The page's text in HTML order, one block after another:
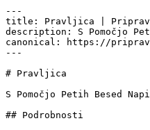
---
title: Pravljica |
description: S Pomočjo
canonical: https://
---
# Pravljica
S Pomočjo Petih Besed
## Podrobnosti